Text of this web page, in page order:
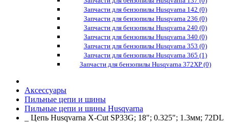
Запчасти для бензопилы Husqvarna 142 (0)
Запчасти для бензопилы Husqvarna 236 (0)
Запчасти для бензопилы Husqvarna 240 (0)
Запчасти для бензопилы Husqvarna 340 (0)
Запчасти для бензопилы Husqvarna 353 (0)
Запчасти для бензопилы Husqvarna 365 (1)
Запчасти для бензопилы Husqvarna 372XP (0)
Аксессуары
Пильные цепи и шины
Пильные цепи и шины Husqvarna
_ Цепь Husqvarna X-Cut SP33G; 18"; 0.325"; 1.3мм; 72DL